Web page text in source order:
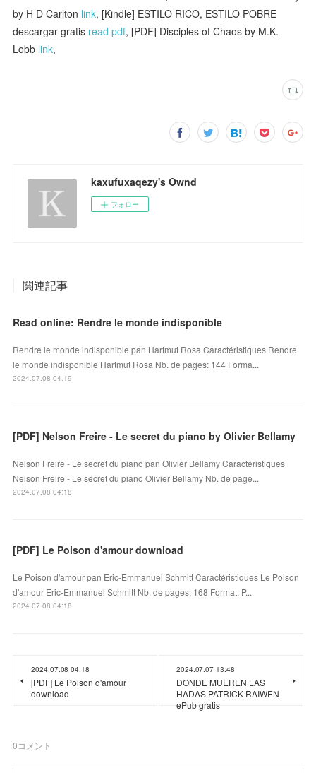
by H D Carlton link, [Kindle] ESTILO RICO, ESTILO POBRE
descargar gratis read pdf, [PDF] Disciples of Chaos by M.K.
Lobb link,
kaxufuxaqezy's Ownd
フォロー
関連記事
Read online: Rendre le monde indisponible
Rendre le monde indisponible pan Hartmut Rosa Caractéristiques Rendre
le monde indisponible Hartmut Rosa Nb. de pages: 144 Forma...
2024.07.08 04:19
[PDF] Nelson Freire - Le secret du piano by Olivier Bellamy
Nelson Freire - Le secret du piano pan Olivier Bellamy Caractéristiques
Nelson Freire - Le secret du piano Olivier Bellamy Nb. de page...
2024.07.08 04:18
[PDF] Le Poison d'amour download
Le Poison d'amour pan Eric-Emmanuel Schmitt Caractéristiques Le Poison
d'amour Eric-Emmanuel Schmitt Nb. de pages: 168 Format: P...
2024.07.08 04:18
2024.07.08 04:18
[PDF] Le Poison d'amour
download
2024.07.07 13:48
DONDE MUEREN LAS
HADAS PATRICK RAIWEN
ePub gratis
0コメント